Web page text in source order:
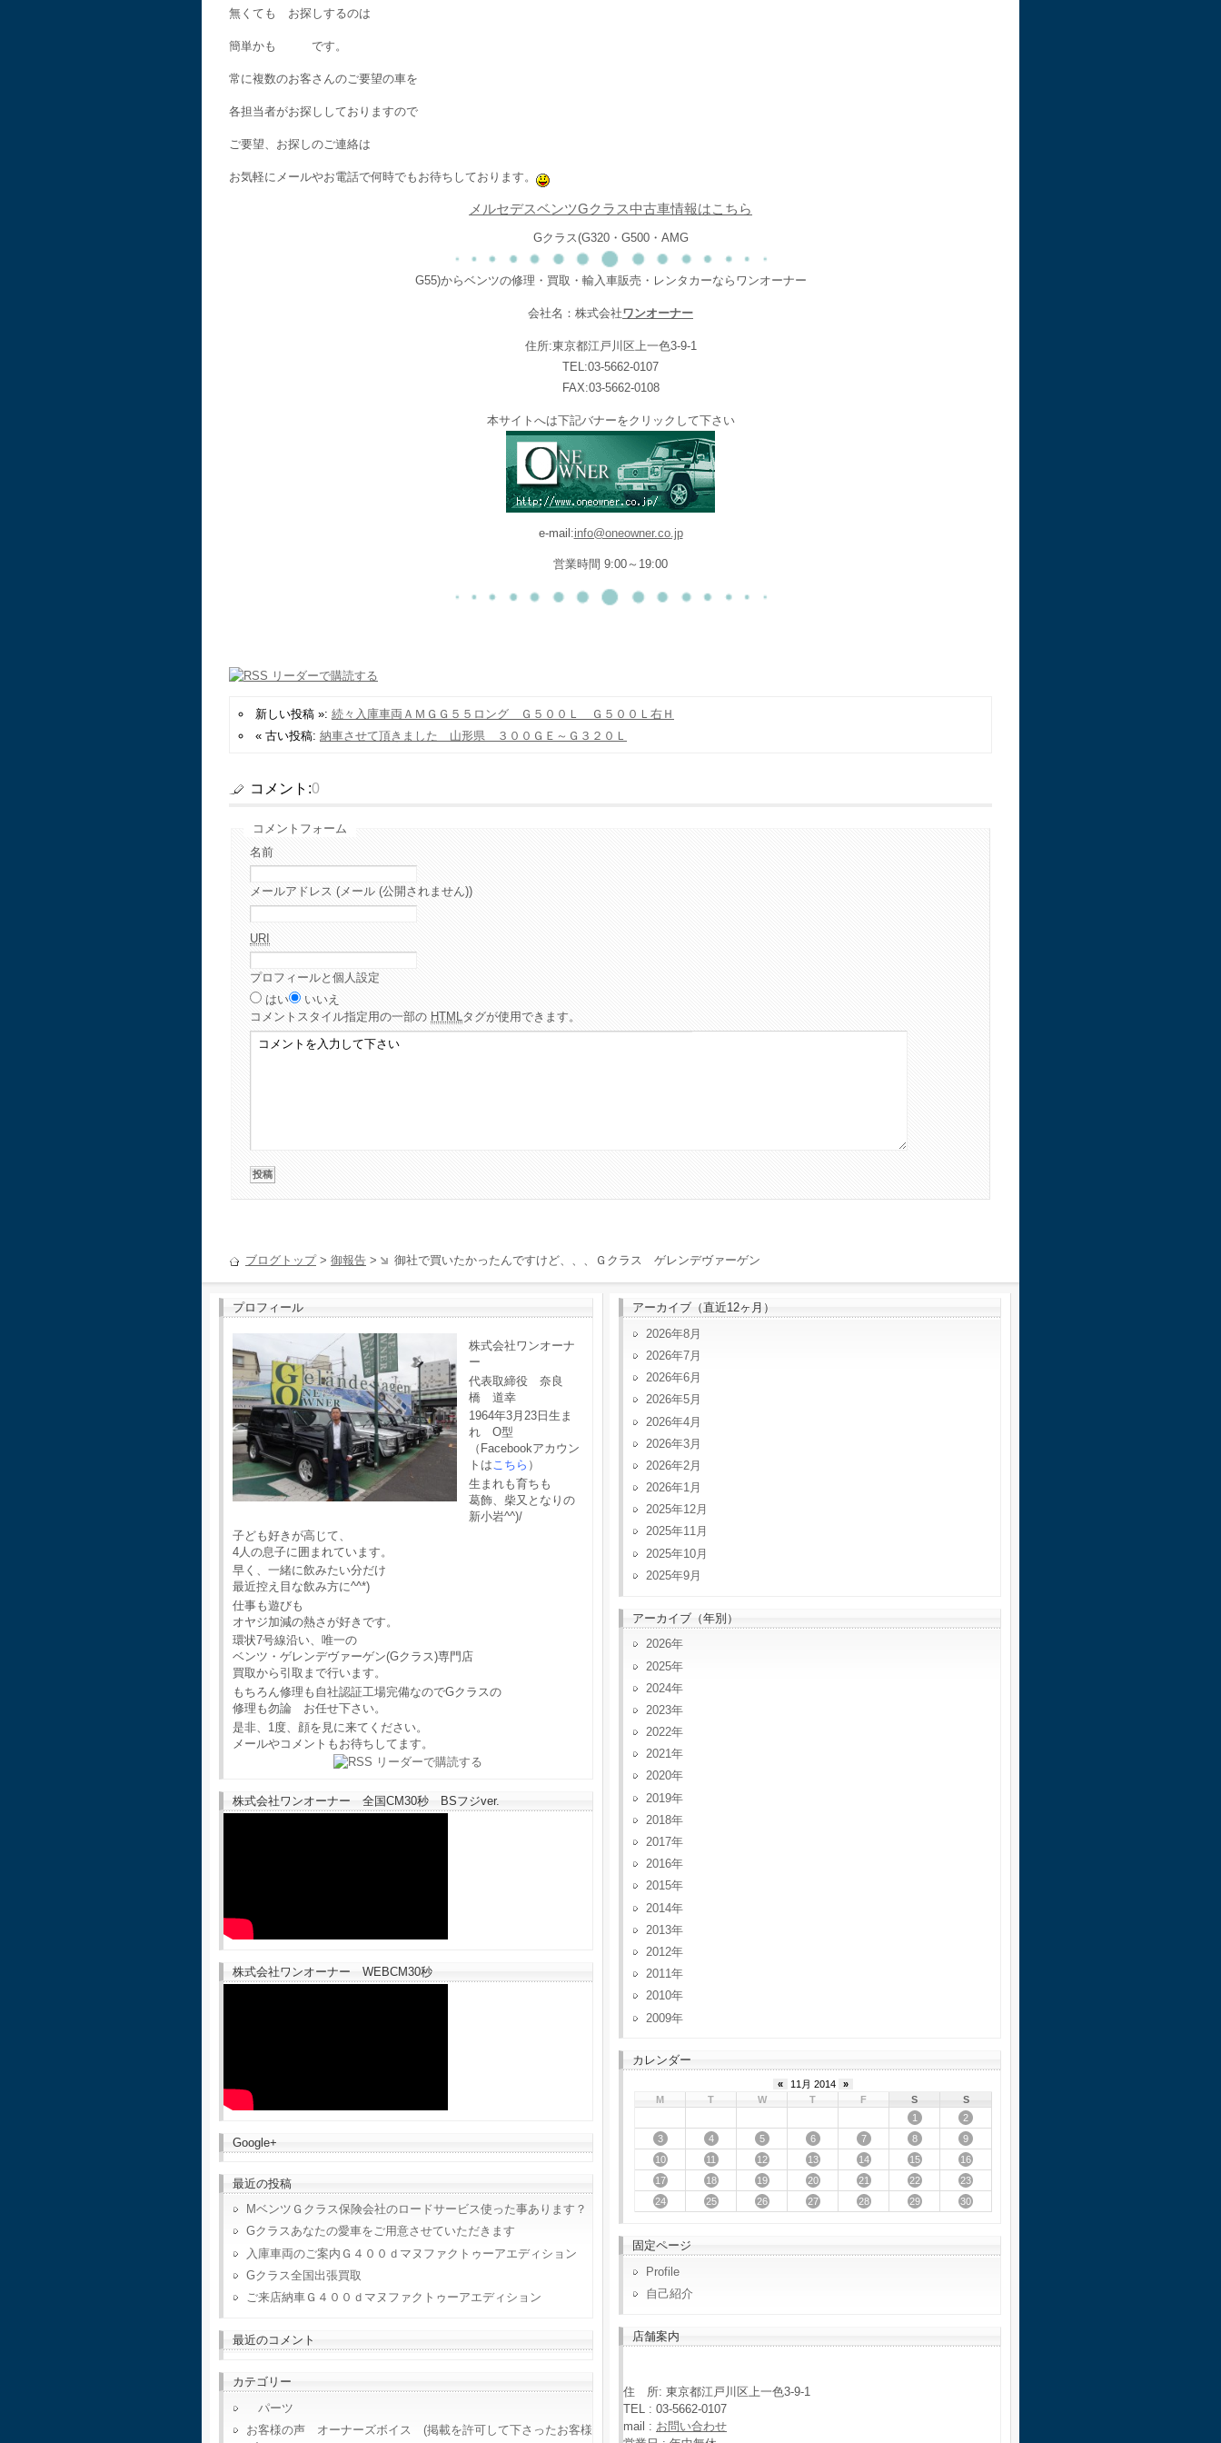
無くても お探しするのは
簡単かも です。
常に複数のお客さんのご要望の車を
各担当者がお探ししておりますので
ご要望、お探しのご連絡は
お気軽にメールやお電話で何時でもお待ちしております。
メルセデスベンツGクラス中古車情報はこちら
Gクラス(G320・G500・AMG
G55)からベンツの修理・買取・輸入車販売・レンタカーならワンオーナー
会社名：株式会社ワンオーナー
住所:東京都江戸川区上一色3-9-1
TEL:03-5662-0107
FAX:03-5662-0108
本サイトへは下記バナーをクリックして下さい
e-mail:info@oneowner.co.jp
営業時間 9:00～19:00
新しい投稿 »: 続々入庫車両ＡＭＧＧ５５ロング Ｇ５００Ｌ Ｇ５００Ｌ右Ｈ
« 古い投稿: 納車させて頂きました 山形県 ３００ＧＥ～Ｇ３２０Ｌ
コメント:0
コメントフォーム
名前
メールアドレス (メール (公開されません))
URI
プロフィールと個人設定
はい
いいえ
コメント スタイル指定用の一部の HTMLタグが使用できます。
ブログトップ> 御報告 > 御社で買いたかったんですけど、、、Ｇクラス ゲレンデヴァーゲン
プロフィール
株式会社ワンオーナ
ー
代表取締役 奈良
橋 道幸
1964年3月23日生ま
れ O型
（Facebookアカウン
トはこちら ）
生まれも育ちも
葛飾、柴又となりの
新小岩^^)/
子ども好きが高じて、
4人の息子に囲まれています。
早く、一緒に飲みたい分だけ
最近控え目な飲み方に^^*)
仕事も遊びも
オヤジ加減の熱さが好きです。
環状7号線沿い、唯一の
ベンツ・ゲレンデヴァーゲン(Gクラス)専門店
買取から引取まで行います。
もちろん修理も自社認証工場完備なのでGクラスの
修理も勿論 お任せ下さい。
是非、1度、顔を見に来てください。
メールやコメントもお待ちしてます。
株式会社ワンオーナー 全国CM30秒 BSフジver.
株式会社ワンオーナー WEBCM30秒
Google+
最近の投稿
MベンツＧクラス保険会社のロードサービス使った事あります？
Gクラスあなたの愛車をご用意させていただきます
入庫車両のご案内Ｇ４００ｄマヌファクトゥーアエディション
Gクラス全国出張買取
ご来店納車Ｇ４００ｄマヌファクトゥーアエディション
最近のコメント
カテゴリー
パーツ
お客様の声 オーナーズボイス (掲載を許可して下さったお客様
アーカイブ（直近12ヶ月）
2026年8月
2026年7月
2026年6月
2026年5月
2026年4月
2026年3月
2026年2月
2026年1月
2025年12月
2025年11月
2025年10月
2025年9月
アーカイブ（年別）
2026
2025
2024
2023
2022
2021
2020
2019
2018
2017
2016
2015
2014
2013
2012
2011
2010
2009
カレンダー
« 11月 2014
»
M
T W T F S
S
1
2
3
4 5 6 7 8
9
10
11 12 13 14 15
16
17
18 19 20 21 22
23
24
25 26 27 28 29 30
固定ページ
Profile
自己紹介
店舗案内
住 所: 東京都江戸川区上一色3-9-1
TEL : 03-5662-0107
mail : お問い合わせ